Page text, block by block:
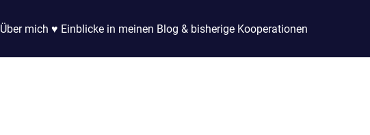
Über mich ♥ Einblicke in meinen Blog & bisherige Kooperationen